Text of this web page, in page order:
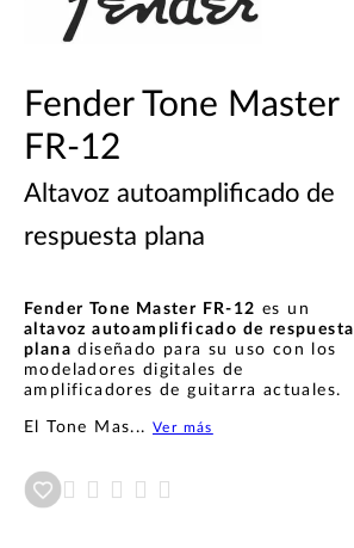
Fender Tone Master
FR-12
Altavoz autoamplificado de
respuesta plana
Fender Tone Master FR-12 es un
altavoz autoamplificado de respuesta
plana diseñado para su uso con los
modeladores digitales de
amplificadores de guitarra actuales.
El Tone Mas... Ver más
Añadir a wishlist